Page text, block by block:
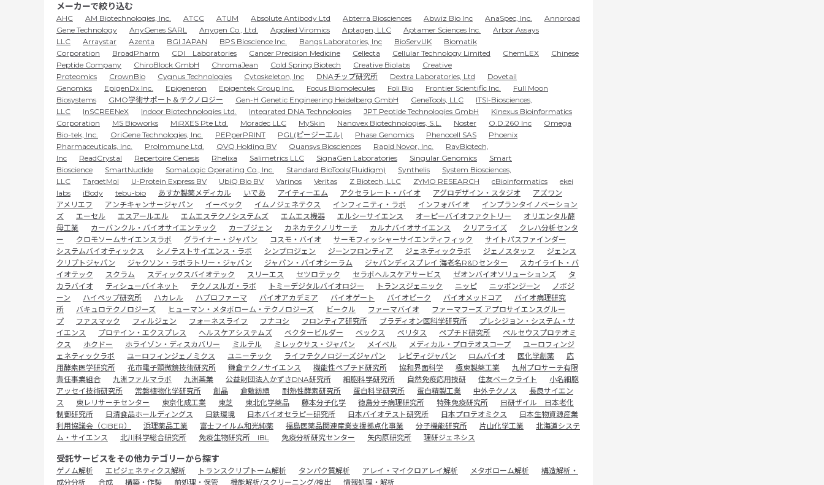
メーカーで絞り込む
AHC AM Biotechnologies, Inc. ATCC ATUM Absolute Antibody Ltd Abterra Biosciences Abwiz Bio Inc AnaSpec, Inc.
Annoroad
Gene Technology
AnyGenes SARL Anygen Co., Ltd. Applied Viromics Aptagen, LLC Aptamer Sciences Inc.
Arbor Assays
LLC
Arraystar Azenta BGI JAPAN BPS Bioscience Inc. Bangs Laboratories, Inc BioServUK
Biomatik
Corporation
BroadPharm CDI Laboratories Cancer Precision Medicine Cellecta Cellular Technology Limited ChemLEX
Chinese
Peptide Company
ChiroBlock GmbH ChromaJean Cold Spring Biotech Creative Biolabs
Creative
Proteomics
CrownBio Cygnus Technologies Cytoskeleton, Inc DNAチップ研究所 Dextra Laboratories, Ltd
Dovetail
Genomics
EpigenDx Inc. Epigeneron Epigentek Group Inc. Focus Biomolecules Foli Bio Frontier Scientific Inc.
Full Moon
Biosystems
GMO学術サポート＆テクノロジー Gen-H Genetic Engineering Heidelberg GmbH GeneTools, LLC
ITSI-Biosciences,
LLC
InSCREENeX Indoor Biotechnologies Ltd. Integrated DNA Technologies JPT Peptide Technologies GmbH
Kinexus Bioinformatics
Corporation
MS Bioworks MiRXES Pte Ltd. Moradec LLC MySkin Nanovex Biotechnologies, S.L. Noster O.D.260 Inc
Omega
Bio-tek, Inc.
OriGene Technologies, Inc. PEPperPRINT PGL(ピージーエル) Phase Genomics Phenocell SAS
Phoenix
Pharmaceuticals, Inc.
ProImmune Ltd. QVQ Holding BV Quansys Biosciences Rapid Novor, Inc.
RayBiotech,
Inc
ReadCrystal Repertoire Genesis Rhelixa Salimetrics LLC SignaGen Laboratories Singular Genomics
Smart
Bioscience
SmartNuclide SomaLogic Operating Co., Inc. Standard BioTools(Fluidigm) Synthelis
System Biosciences,
LLC
TargetMol U-Protein Express BV UbiQ Bio BV Varinos Veritas Z Biotech, LLC ZYMO RESEARCH cBioinformatics
ekei
labs
iBody tebu-bio あすか製薬メディカル いであ アイティーエム アクセラレート・バイオ アグロデザイン・スタジオ
アズワン
アメリエフ
アンチキャンサージャパン イーベック イムノジェネテクス インフィニティ・ラボ インフォバイオ
インプランタイノベーション
ズ
エーセル エスアールエル エムエステクノシステムズ エムエス機器 エルシーサイエンス オーピーバイオファクトリー
オリエンタル酵
母工業
カーバンクル・バイオサイエンテック カーブジェン カネカテクノリサーチ カルナバイオサイエンス クリアライズ
クレハ分析センタ
ー
クロモソームサイエンスラボ グライナー・ジャパン コスモ・バイオ サーモフィッシャーサイエンティフィック
サイトパスファインダー
システムバイオティックス
シノテストサイエンス・ラボ シンプロジェン ジーンフロンティア ジェネティックラボ ジェノスタッフ
ジェンス
クリプトジャパン
ジャクソン・ラボラトリー・ジャパン ジャパン・バイオシーラム ジャパンディスプレイ 海老名R&Dセンター
スカイライト・バ
イオテック
スクラム スディックスバイオテック スリーエス セツロテック セラボヘルスケアサービス ゼオンバイオソリューションズ
タ
カラバイオ
ティシューバイネット テクノスルガ・ラボ トミーデジタルバイオロジー トランスジェニック ニッピ ニッポンジーン
ノボジ
ーン
ハイペップ研究所 ハカレル ハプロファーマ バイオアカデミア バイオゲート バイオピーク バイオメッドコア
バイオ病理研究
所
バキュロテクノロジーズ ヒューマン・メタボローム・テクノロジーズ ビークル ファーマバイオ
ファーマフーズ アプロサイエンスグルー
プ
ファスマック フィルジェン フォーネスライフ フナコシ フロンティア研究所 ブラディオン医科学研究所
プレシジョン・システム・サ
イエンス
プロテイン・エクスプレス ヘルスケアシステムズ ベクタービルダー ベックス ベリタス ペプチド研究所
ペルセウスプロテオミ
クス
ホクドー ホライゾン・ディスカバリー ミルテル ミレックサス・ジャパン メイベル メディカル・プロテオスコープ
ユーロフィンジ
ェネティックラボ
ユーロフィンジェノミクス ユニーテック ライフテクノロジーズジャパン レビティジャパン ロムバイオ 医化学創薬
応
用酵素医学研究所
花市電子顕微鏡技術研究所 鎌倉テクノサイエンス 機能性ペプチド研究所 協和界面科学 極東製薬工業
九州プロサーチ有限
責任事業組合
九洲ファルマラボ 九洲薬業 公益財団法人かずさDNA研究所 細胞科学研究所 自然免疫応用技研 住友ベークライト
小名細胞
アッセイ技術研究所
常磐植物化学研究所 創晶 倉敷紡績 耐熱性酵素研究所 蛋白科学研究所 蛋白精製工業 中外テクノス
長良サイエン
ス
東レリサーチセンター 東京化成工業 東芝 東北化学薬品 藤本分子化学 徳島分子病理研究所 特殊免疫研究所
日研ザイル 日本老化
制御研究所
日清食品ホールディングス 日鉄環境 日本バイオセラピー研究所 日本バイオテスト研究所 日本プロテオミクス
日本生物資源産業
利用協議会（CIBER）
浜理薬品工業 富士フイルム和光純薬 福島医薬品関連産業支援拠点化事業 分子機能研究所 片山化学工業
北海道システ
ム・サイエンス
北川科学総合研究所 免疫生物研究所 IBL 免疫分析研究センター 矢内原研究所 理研ジェネシス
受託サービスをその他カテゴリーから探す
ゲノム解析 エピジェネティクス解析 トランスクリプトーム解析 タンパク質解析 アレイ・マイクロアレイ解析 メタボローム解析
構造解析・
成分分析
合成 構築・作製 前処理・保管 機能解析/スクリーニング/検出 情報処理・解析